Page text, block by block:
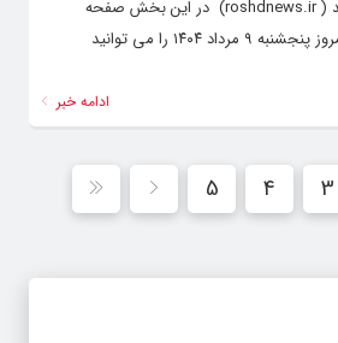
پایگاه خبری و تحلیلی رشد ( roshdnews.ir) در این بخش صفحه
اول روزنامه های ورزشی امروز پنجشنبه ۹ مرداد ۱۴۰۴ را می توانید
ادامه خبر
3
4
5